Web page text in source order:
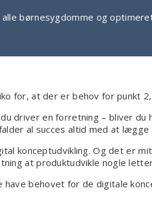
børnesygdomme og
for, at der er behov for punkt
driver en forretning – bliver
al succes altid med at lægge
konceptudvikling. Og det er
at produktudvikle nogle
have behovet for de digitale